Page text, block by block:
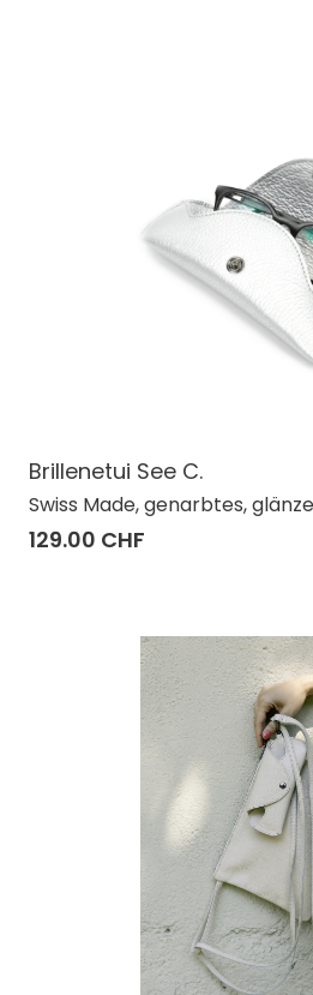
Brillenetui See C.
Swiss Made, genarbtes,
129.00 CHF